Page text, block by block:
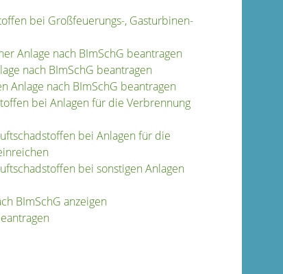
bei Großfeuerungs-, Gasturbinen-
Anlage nach BImSchG beantragen
nach BImSchG beantragen
Anlage nach BImSchG beantragen
bei Anlagen für die Verbrennung
bei Anlagen für die
bei sonstigen Anlagen
BImSchG anzeigen